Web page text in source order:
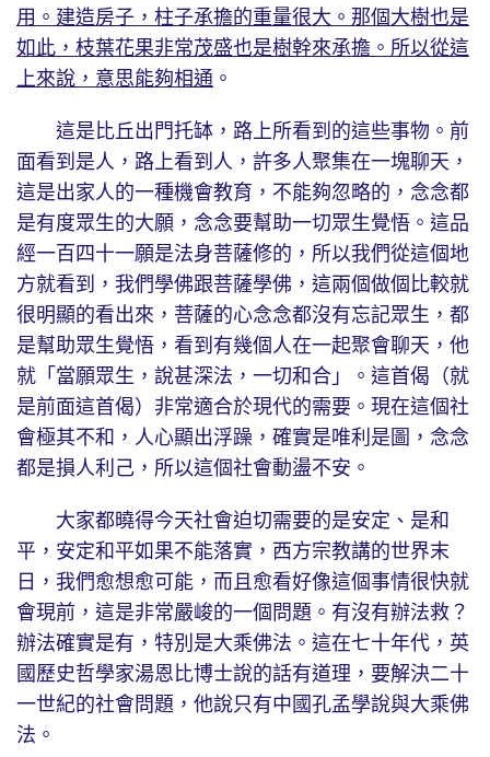
用。建造房子，柱子承擔的重量很大。那個大樹也是
如此，枝葉花果非常茂盛也是樹幹來承擔。所以從這
上來說，意思能夠相通 。
這是比丘出門托缽，路上所看到的這些事物。前
面看到是人，路上看到人，許多人聚集在一塊聊天，
這是出家人的一種機會教育，不能夠忽略的，念念都
是有度眾生的大願，念念要幫助一切眾生覺悟。這品
經一百四十一願是法身菩薩修的，所以我們從這個地
方就看到，我們學佛跟菩薩學佛，這兩個做個比較就
很明顯的看出來，菩薩的心念念都沒有忘記眾生，都
是幫助眾生覺悟，看到有幾個人在一起聚會聊天，他
就「當願眾生，說甚深法，一切和合」。這首偈（就
是前面這首偈）非常適合於現代的需要。現在這個社
會極其不和，人心顯出浮躁，確實是唯利是圖，念念
都是損人利己，所以這個社會動盪不安。
大家都曉得今天社會迫切需要的是安定、是和
平，安定和平如果不能落實，西方宗教講的世界末
日，我們愈想愈可能，而且愈看好像這個事情很快就
會現前，這是非常嚴峻的一個問題。有沒有辦法救？
辦法確實是有，特別是大乘佛法。這在七十年代，英
國歷史哲學家湯恩比博士說的話有道理，要解決二十
一世紀的社會問題，他說只有中國孔孟學說與大乘佛
法。